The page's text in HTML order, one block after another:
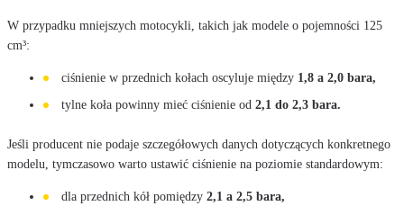
W przypadku mniejszych motocykli, takich jak modele o pojemności 125
cm³:
ciśnienie w przednich kołach oscyluje między 1,8 a 2,0 bara,
tylne koła powinny mieć ciśnienie od 2,1 do 2,3 bara.
Jeśli producent nie podaje szczegółowych danych dotyczących konkretnego
modelu, tymczasowo warto ustawić ciśnienie na poziomie standardowym:
dla przednich kół pomiędzy 2,1 a 2,5 bara,